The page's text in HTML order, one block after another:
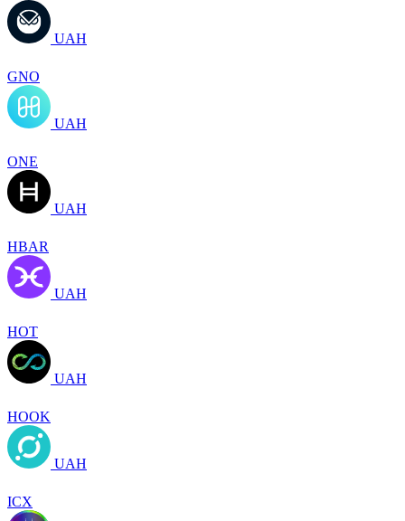
UAH
GNO
UAH
ONE
UAH
HBAR
UAH
HOT
UAH
HOOK
UAH
ICX